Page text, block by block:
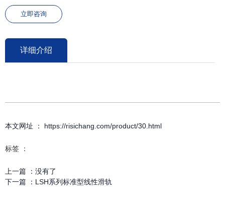
立即咨询
详细介绍
本文网址 ： https://risichang.com/product/30.html
标签 ：
上一篇 ： 没有了
下一篇 ： LSH系列标准型线性滑轨